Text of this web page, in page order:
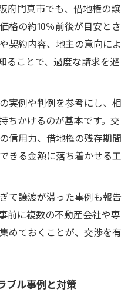
府門真市でも、借地権の譲
格の約10％前後が目安とさ
契約内容、地主の意向によ
ることで、過度な請求を避
実例や判例を参考にし、相
ちかけるのが基本です。交
信用力、借地権の残存期間
きる金額に落ち着かせる工
て譲渡が滞った事例も報告
前に複数の不動産会社や専
めておくことが、交渉を有
ブル事例と対策